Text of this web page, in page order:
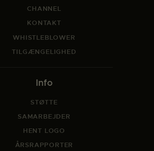
CHANNEL
KONTAKT
WHISTLEBLOWER
TILGÆNGELIGHED
Info
STØTTE
SAMARBEJDER
HENT LOGO
ÅRSRAPPORTER